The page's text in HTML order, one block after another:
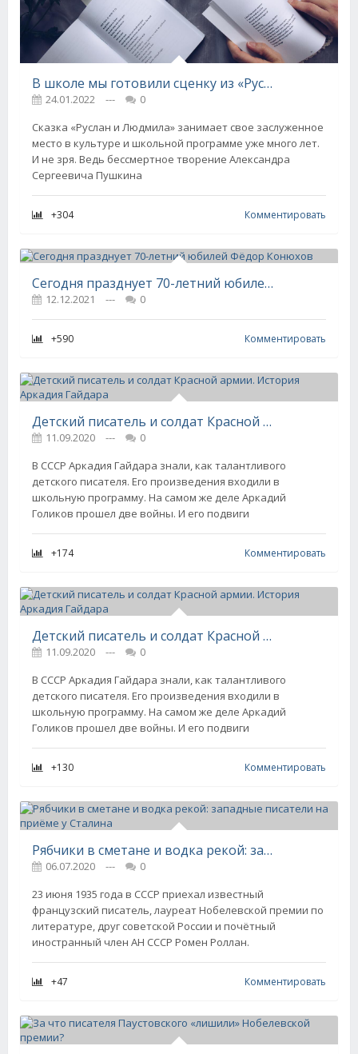
В школе мы готовили сценку из «Руслана и Людмилы» ко Дню святого Валентина, но поэма ведь совсем не детская, там есть скрытый смысл
24.01.2022 ---
0
Сказка «Руслан и Людмила» занимает свое заслуженное
место в культуре и школьной программе уже много лет.
И не зря. Ведь бессмертное творение Александра
Сергеевича Пушкина
+304 Комментировать
Сегодня празднует 70-летний юбилей Фёдор Конюхов
12.12.2021 --- 0
+590 Комментировать
Детский писатель и солдат Красной армии. История Аркадия Гайдара
11.09.2020 ---
0
В СССР Аркадия Гайдара знали, как талантливого
детского писателя. Его произведения входили в
школьную программу. На самом же деле Аркадий
Голиков прошел две войны. И его подвиги
+174 Комментировать
Детский писатель и солдат Красной армии. История Аркадия Гайдара
11.09.2020 ---
0
В СССР Аркадия Гайдара знали, как талантливого
детского писателя. Его произведения входили в
школьную программу. На самом же деле Аркадий
Голиков прошел две войны. И его подвиги
+130 Комментировать
Рябчики в сметане и водка рекой: западные писатели на приёме у Сталина
06.07.2020 ---
0
23 июня 1935 года в СССР приехал известный
французский писатель, лауреат Нобелевской премии по
литературе, друг советской России и почётный
иностранный член АН СССР Ромен Роллан.
+47 Комментировать